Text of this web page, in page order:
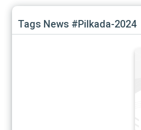
Tags News #Pilkada-2024